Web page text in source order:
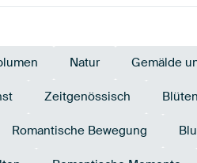
Natur Gemälde
Zeitgenössisch Blüten
Romantische Bewegung